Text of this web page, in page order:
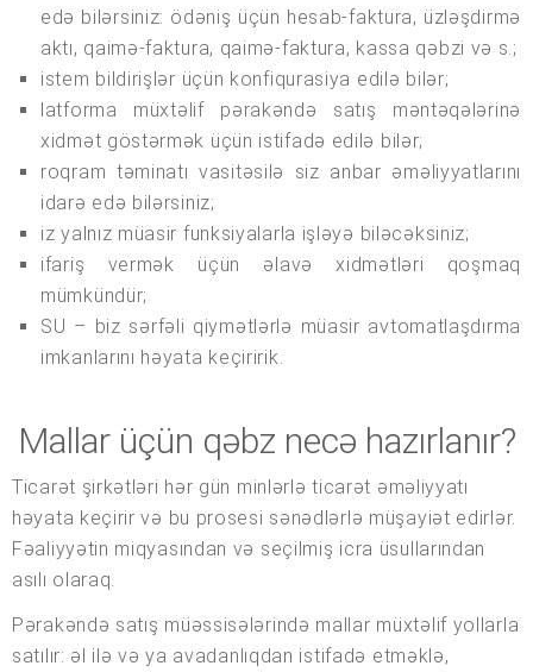
edə bilərsiniz: ödəniş üçün hesab-faktura, üzləşdirmə
aktı, qaimə-faktura, qaimə-faktura, kassa qəbzi və s.;
istem bildirişlər üçün konfiqurasiya edilə bilər;
latforma müxtəlif pərakəndə satış məntəqələrinə
xidmət göstərmək üçün istifadə edilə bilər;
roqram təminatı vasitəsilə siz anbar əməliyyatlarını
idarə edə bilərsiniz;
iz yalnız müasir funksiyalarla işləyə biləcəksiniz;
ifariş vermək üçün əlavə xidmətləri qoşmaq
mümkündür;
SU – biz sərfəli qiymətlərlə müasir avtomatlaşdırma
imkanlarını həyata keçiririk.
Mallar üçün qəbz necə hazırlanır?
Ticarət şirkətləri hər gün minlərlə ticarət əməliyyatı
həyata keçirir və bu prosesi sənədlərlə müşayiət edirlər.
Fəaliyyətin miqyasından və seçilmiş icra üsullarından
asılı olaraq.
Pərakəndə satış müəssisələrində mallar müxtəlif yollarla
satılır: əl ilə və ya avadanlıqdan istifadə etməklə,